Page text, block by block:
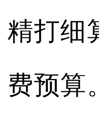
精打细
费预算